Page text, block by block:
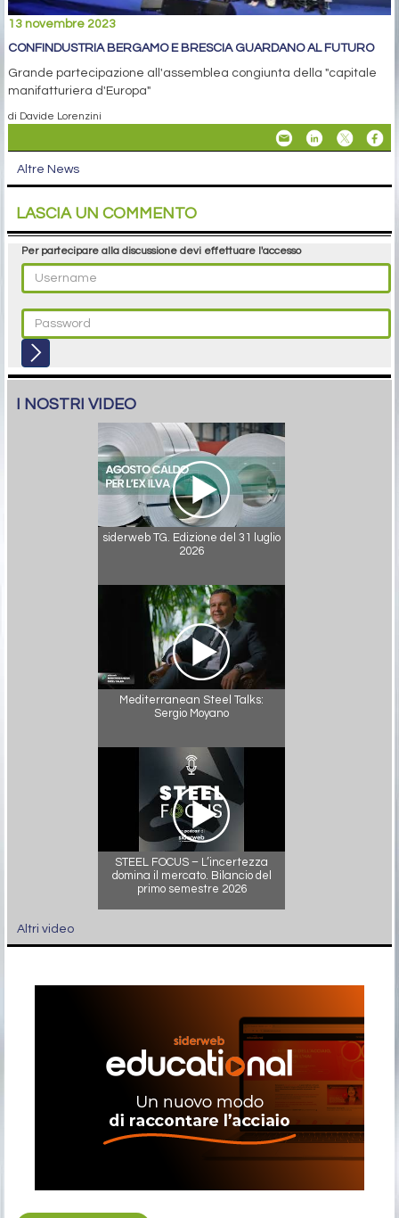
13 novembre 2023
CONFINDUSTRIA BERGAMO E BRESCIA GUARDANO AL FUTURO
Grande partecipazione all'assemblea congiunta della "capitale
manifatturiera d'Europa"
di Davide Lorenzini
Altre News
LASCIA UN COMMENTO
Per partecipare alla discussione devi effettuare l'accesso
I NOSTRI VIDEO
siderweb TG. Edizione del 31 luglio
2026
Mediterranean Steel Talks:
Sergio Moyano
STEEL FOCUS – L’incertezza
domina il mercato. Bilancio del
primo semestre 2026
Altri video